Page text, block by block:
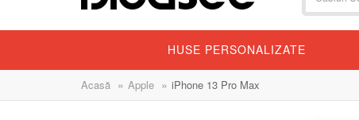
HUSE PERSONALIZATE
Acasă » Apple » iPhone 13 Pro Max